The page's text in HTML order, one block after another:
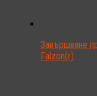
Завършване
Falzon(r)